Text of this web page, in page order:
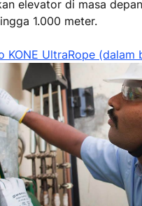
elevator di masa
1.000 meter.
KONE UltraRope (dalam